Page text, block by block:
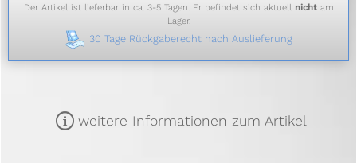
Der Artikel ist lieferbar in ca. 3-5 Tagen. Er befindet sich aktuell nichtam
Lager.
30 Tage Rückgaberecht nach Auslieferung
m weitere Informationen zum Artikel